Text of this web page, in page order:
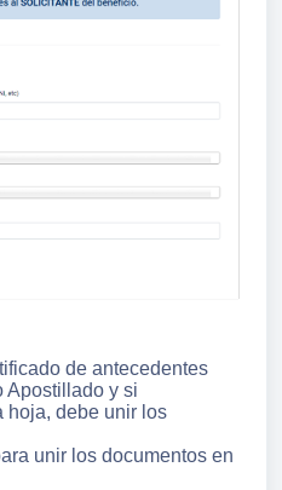
de antecedentes
Apostillado y si
hoja, debe unir los
unir los documentos en